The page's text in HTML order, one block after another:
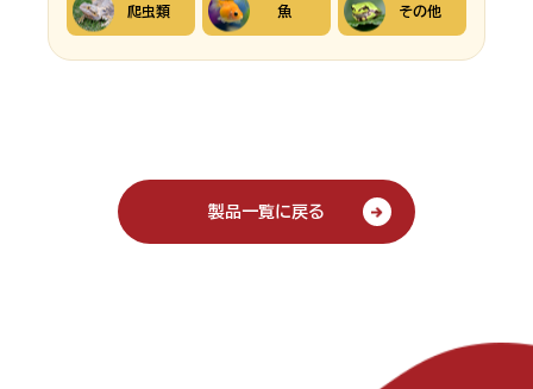
爬虫類 魚 その他
製品一覧に戻る